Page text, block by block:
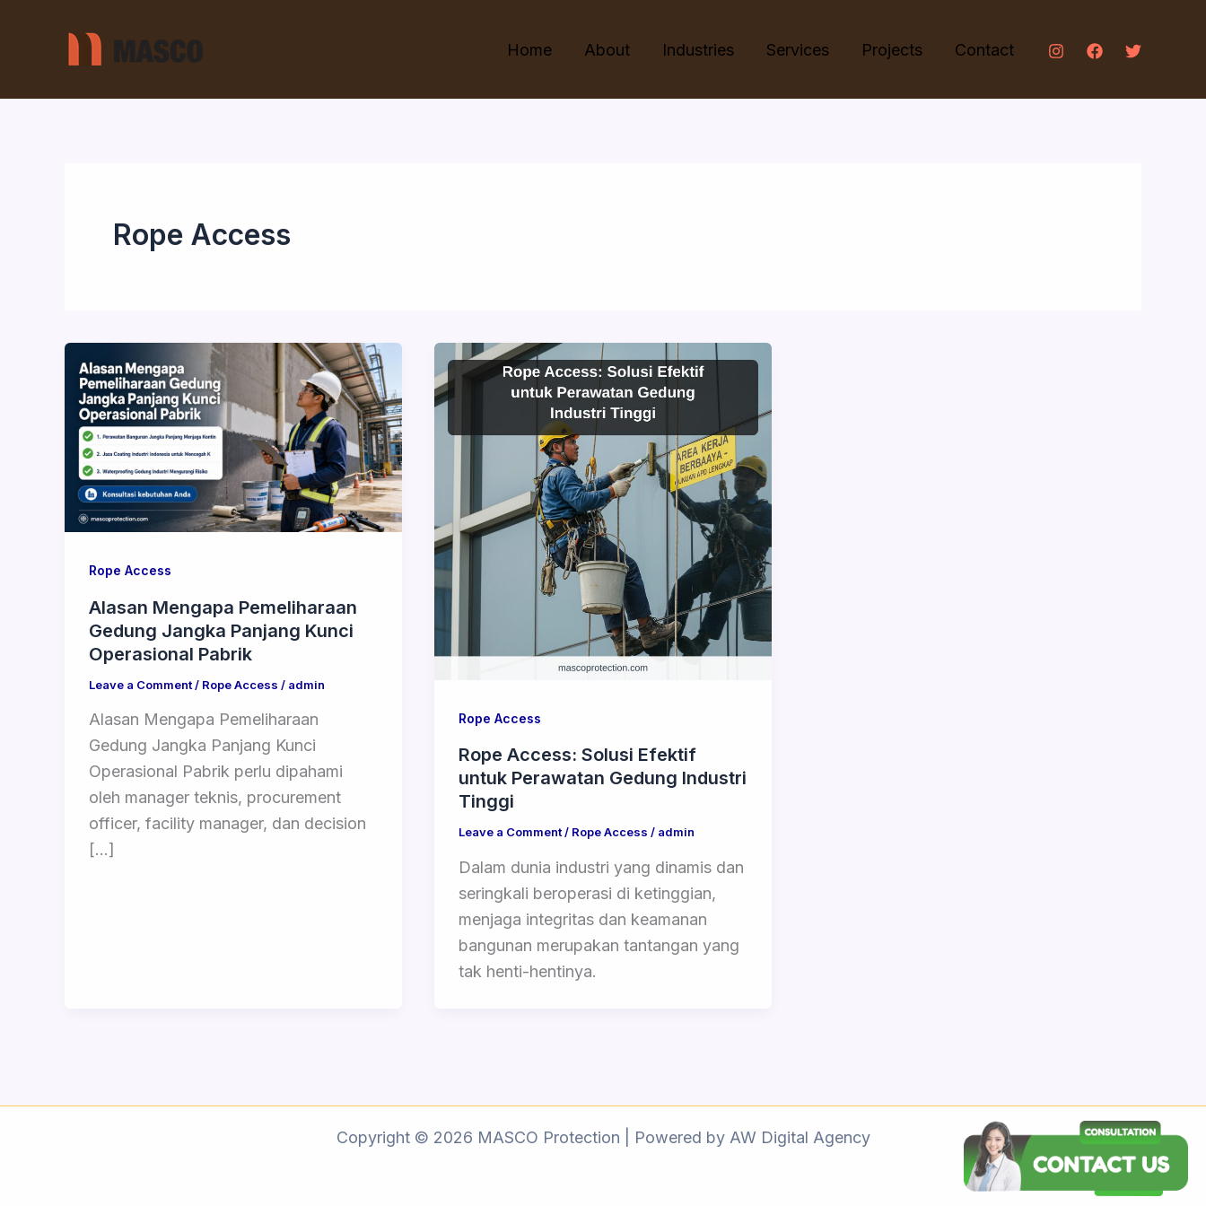
Home About Industries Services Projects Contact
Rope Access
Rope Access
Alasan Mengapa Pemeliharaan
Gedung Jangka Panjang Kunci
Operasional Pabrik
Leave a Comment/ Rope Access / admin
Alasan Mengapa Pemeliharaan
Gedung Jangka Panjang Kunci
Operasional Pabrik perlu dipahami
oleh manager teknis, procurement
officer, facility manager, dan decision
[…]
Rope Access
Rope Access: Solusi Efektif
untuk Perawatan Gedung Industri
Tinggi
Leave a Comment/ Rope Access / admin
Dalam dunia industri yang dinamis dan
seringkali beroperasi di ketinggian,
menjaga integritas dan keamanan
bangunan merupakan tantangan yang
tak henti-hentinya.
Copyright © 2026 MASCO Protection | Powered by AW Digital Agency